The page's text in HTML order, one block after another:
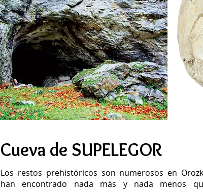
Cueva de SUPELEGOR
Los restos prehistóricos son numerosos en
han encontrado nada más y nada menos